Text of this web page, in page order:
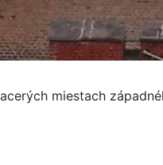
miestach
sa zatiaľ neplánujú